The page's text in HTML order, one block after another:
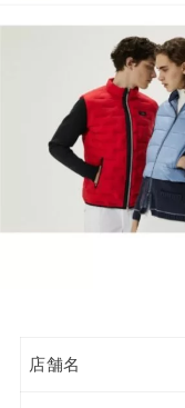
店舗名